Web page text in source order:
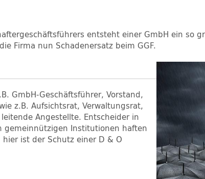
entsteht einer GmbH ein so
Firma nun Schadenersatz beim GGF.
GmbH-Geschäftsführer, Vorstand,
z.B. Aufsichtsrat, Verwaltungsrat,
Angestellte. Entscheider in
gemeinnützigen Institutionen haften
ist der Schutz einer D & O